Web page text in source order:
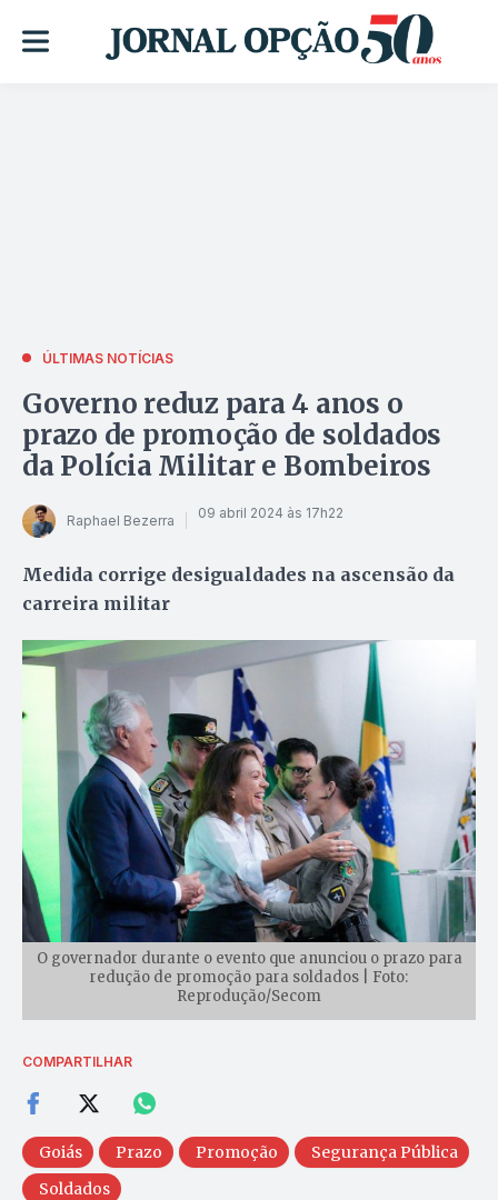
ÚLTIMAS NOTÍCIAS
Governo reduz para 4 anos o
prazo de promoção de soldados
da Polícia Militar e Bombeiros
Raphael Bezerra 09 abril 2024 às 17h22
Medida corrige desigualdades na ascensão da
carreira militar
O governador durante o evento que anunciou o prazo para
redução de promoção para soldados | Foto:
Reprodução/Secom
COMPARTILHAR
Goiás Prazo Promoção
Segurança Pública
Soldados